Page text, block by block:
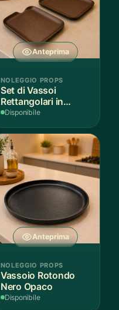
Anteprima
NOLEGGIO PROPS
Set di Vassoi
Rettangolari in
Finitura Legno
Disponibile
Anteprima
NOLEGGIO PROPS
Vassoio Rotondo
Nero Opaco
Disponibile